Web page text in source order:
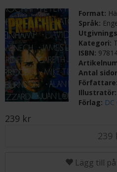
Format:
Språk:
Kategori:
ISBN:
Antal
Författare:
Illustratör:
Förlag:
239 kr
239
Lägg till